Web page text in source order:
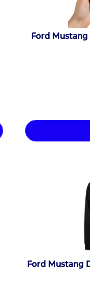
Ford
Ford Mustang